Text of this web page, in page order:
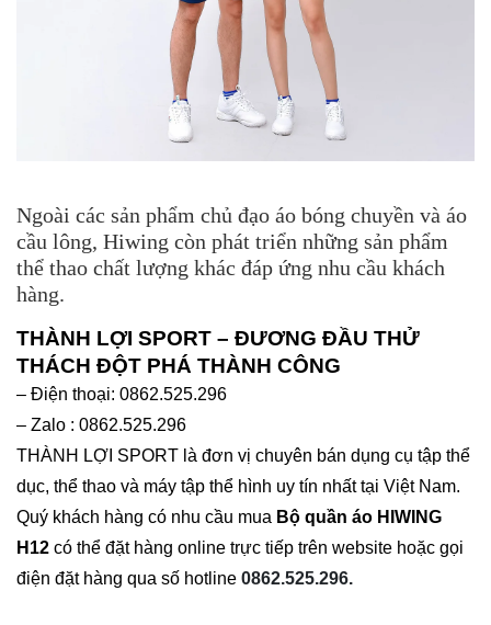
Ngoài các sản phẩm chủ đạo áo bóng chuyền và áo
cầu lông, Hiwing còn phát triển những sản phẩm
thể thao chất lượng khác đáp ứng nhu cầu khách
hàng.
THÀNH LỢI SPORT – ĐƯƠNG ĐẦU THỬ
THÁCH ĐỘT PHÁ THÀNH CÔNG
– Điện thoại: 0862.525.296
– Zalo : 0862.525.296
THÀNH LỢI SPORT là đơn vị chuyên bán dụng cụ tập thể
dục, thể thao và máy tập thể hình uy tín nhất tại Việt Nam.
Quý khách hàng có nhu cầu mua Bộ quần áo HIWING
H12 có thể đặt hàng online trực tiếp trên website hoặc gọi
điện đặt hàng qua số hotline 0862.525.296.